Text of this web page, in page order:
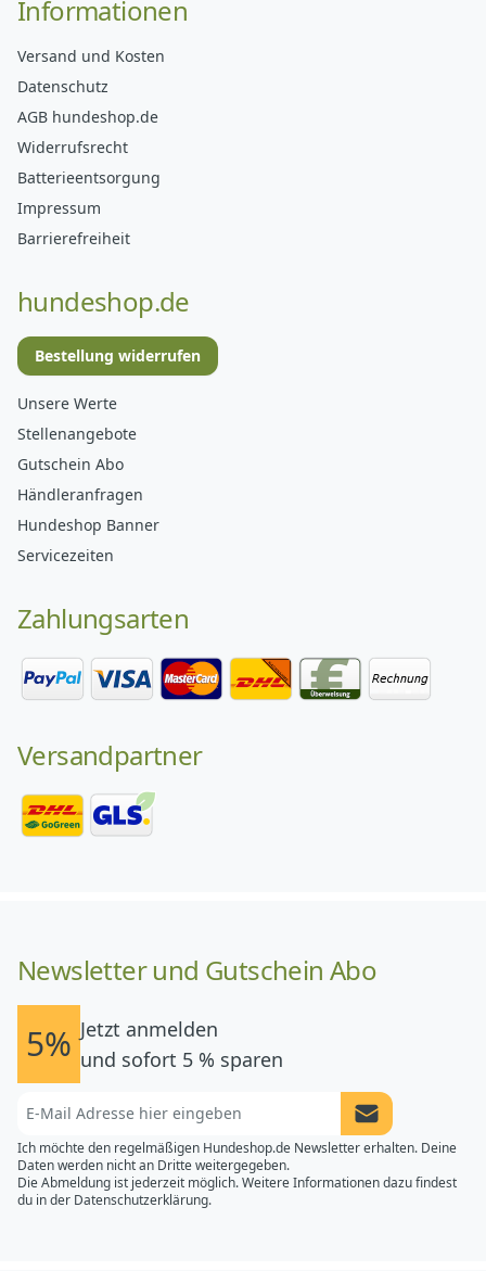
Informationen
Versand und Kosten
Datenschutz
AGB hundeshop.de
Widerrufsrecht
Batterieentsorgung
Impressum
Barrierefreiheit
hundeshop.de
Bestellung widerrufen
Unsere Werte
Stellenangebote
Gutschein Abo
Händleranfragen
Hundeshop Banner
Servicezeiten
Zahlungsarten
Versandpartner
Newsletter und Gutschein Abo
5% Jetzt anmelden
und sofort 5 % sparen
Newsletter
Ich möchte den regelmäßigen Hundeshop.de Newsletter erhalten. Deine
Daten werden nicht an Dritte weitergegeben.
Die Abmeldung ist jederzeit möglich. Weitere Informationen dazu findest
du in der Datenschutzerklärung.